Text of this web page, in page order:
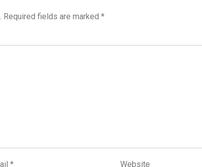
Required fields are marked *
* Website